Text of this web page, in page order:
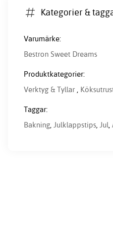
Kategorier &
Varumärke:
Bestron Sweet Dreams
Produktkategorier:
Verktyg & Tyllar
Taggar:
Bakning Julklappstips Jul